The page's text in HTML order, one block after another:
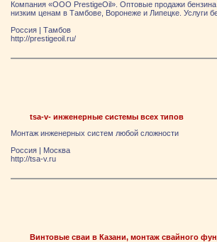
Компания «ООО PrestigeOil». Оптовые продажи бензина
низким ценам в Тамбове, Воронеже и Липецке. Услуги
Россия | Тамбов
http://prestigeoil.ru/
tsa-v- инженерные системы всех типов
Монтаж инженерных систем любой сложности
Россия | Москва
http://tsa-v.ru
Винтовые сваи в Казани, монтаж свайного